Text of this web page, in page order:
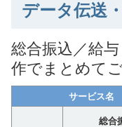
データ伝送
総合振込／給
作でまとめて
サービス名
総合